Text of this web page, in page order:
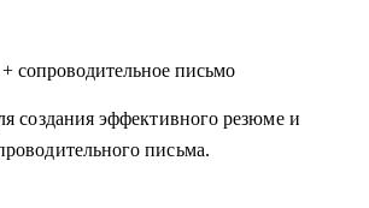
сопроводительное письмо
создания эффективного резюме и
письма.